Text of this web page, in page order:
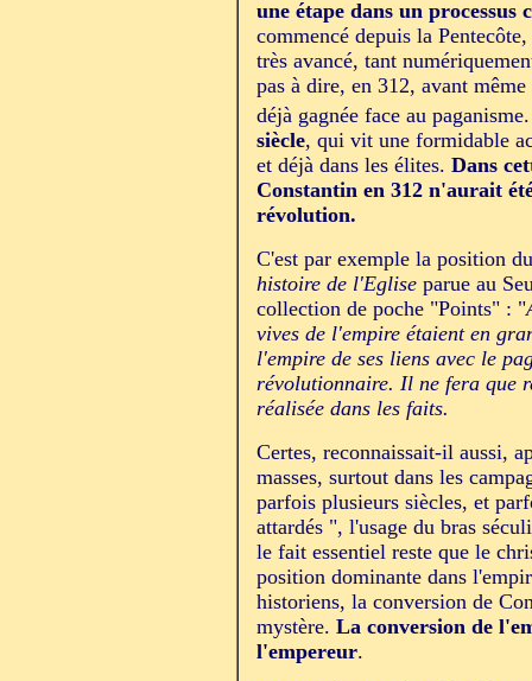
une étape dans un processus
commencé depuis la
très avancé, tant
pas à dire, en 312, avant
déjà gagnée face au
siècle, qui vit une formidable
et déjà dans les élites. Dans
Constantin en 312 n'aurait
révolution.
C'est par exemple la position
histoire de l'Eglise parue au
collection de poche "Points" : "
vives de l'empire étaient en
l'empire de ses liens avec le
révolutionnaire. Il ne fera que
réalisée dans les faits.
Certes, reconnaissait-il aussi,
masses, surtout dans les
parfois plusieurs siècles, et
attardés ", l'usage du bras
le fait essentiel reste que le
position dominante dans
historiens, la conversion de
mystère. La conversion de
l'empereur.